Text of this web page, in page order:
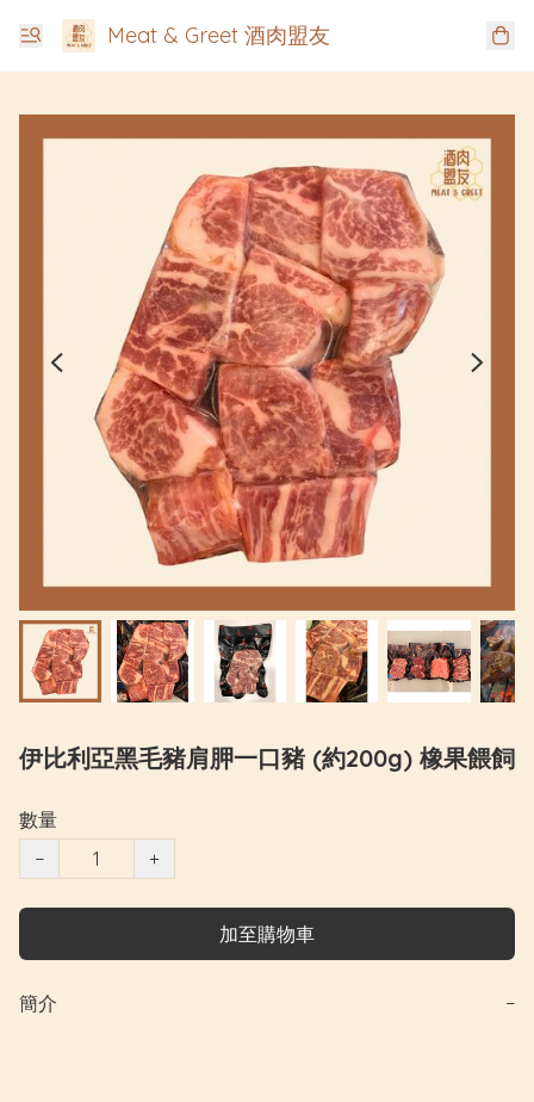
Meat & Greet 酒肉盟友
伊比利亞黑毛豬肩胛一口豬 (約200g) 橡果餵飼
數量
−
+
加至購物車
簡介 −